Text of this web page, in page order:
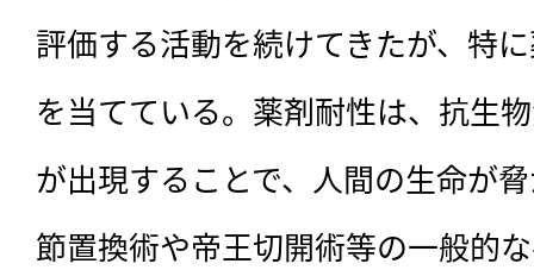
評価する活動を続けてきたが、特
を当てている。薬剤耐性は、抗生
が出現することで、人間の生命が
節置換術や帝王切開術等の一般的